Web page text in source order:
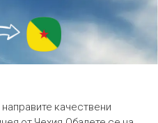
качествени